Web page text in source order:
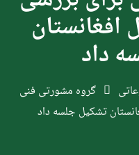
افغانستان
داد
گروه مشورتی فنی
تشکیل جلسه داد